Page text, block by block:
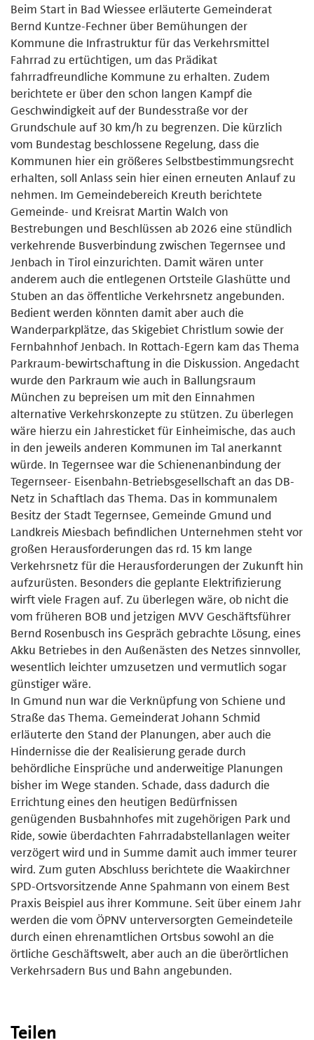
Beim Start in Bad Wiessee erläuterte Gemeinderat
Bernd Kuntze-Fechner über Bemühungen der
Kommune die Infrastruktur für das Verkehrsmittel
Fahrrad zu ertüchtigen, um das Prädikat
fahrradfreundliche Kommune zu erhalten. Zudem
berichtete er über den schon langen Kampf die
Geschwindigkeit auf der Bundesstraße vor der
Grundschule auf 30 km/h zu begrenzen. Die kürzlich
vom Bundestag beschlossene Regelung, dass die
Kommunen hier ein größeres Selbstbestimmungsrecht
erhalten, soll Anlass sein hier einen erneuten Anlauf zu
nehmen. Im Gemeindebereich Kreuth berichtete
Gemeinde- und Kreisrat Martin Walch von
Bestrebungen und Beschlüssen ab 2026 eine stündlich
verkehrende Busverbindung zwischen Tegernsee und
Jenbach in Tirol einzurichten. Damit wären unter
anderem auch die entlegenen Ortsteile Glashütte und
Stuben an das öffentliche Verkehrsnetz angebunden.
Bedient werden könnten damit aber auch die
Wanderparkplätze, das Skigebiet Christlum sowie der
Fernbahnhof Jenbach. In Rottach-Egern kam das Thema
Parkraum-bewirtschaftung in die Diskussion. Angedacht
wurde den Parkraum wie auch in Ballungsraum
München zu bepreisen um mit den Einnahmen
alternative Verkehrskonzepte zu stützen. Zu überlegen
wäre hierzu ein Jahresticket für Einheimische, das auch
in den jeweils anderen Kommunen im Tal anerkannt
würde. In Tegernsee war die Schienenanbindung der
Tegernseer- Eisenbahn-Betriebsgesellschaft an das DB-
Netz in Schaftlach das Thema. Das in kommunalem
Besitz der Stadt Tegernsee, Gemeinde Gmund und
Landkreis Miesbach befindlichen Unternehmen steht vor
großen Herausforderungen das rd. 15 km lange
Verkehrsnetz für die Herausforderungen der Zukunft hin
aufzurüsten. Besonders die geplante Elektrifizierung
wirft viele Fragen auf. Zu überlegen wäre, ob nicht die
vom früheren BOB und jetzigen MVV Geschäftsführer
Bernd Rosenbusch ins Gespräch gebrachte Lösung, eines
Akku Betriebes in den Außenästen des Netzes sinnvoller,
wesentlich leichter umzusetzen und vermutlich sogar
günstiger wäre.
In Gmund nun war die Verknüpfung von Schiene und
Straße das Thema. Gemeinderat Johann Schmid
erläuterte den Stand der Planungen, aber auch die
Hindernisse die der Realisierung gerade durch
behördliche Einsprüche und anderweitige Planungen
bisher im Wege standen. Schade, dass dadurch die
Errichtung eines den heutigen Bedürfnissen
genügenden Busbahnhofes mit zugehörigen Park und
Ride, sowie überdachten Fahrradabstellanlagen weiter
verzögert wird und in Summe damit auch immer teurer
wird. Zum guten Abschluss berichtete die Waakirchner
SPD-Ortsvorsitzende Anne Spahmann von einem Best
Praxis Beispiel aus ihrer Kommune. Seit über einem Jahr
werden die vom ÖPNV unterversorgten Gemeindeteile
durch einen ehrenamtlichen Ortsbus sowohl an die
örtliche Geschäftswelt, aber auch an die überörtlichen
Verkehrsadern Bus und Bahn angebunden.
Teilen